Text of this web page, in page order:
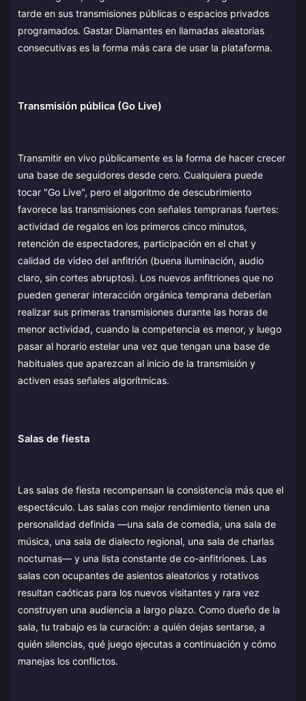
tarde en sus transmisiones públicas o espacios privados
programados. Gastar Diamantes en llamadas aleatorias
consecutivas es la forma más cara de usar la plataforma.
Transmisión pública (Go Live)
Transmitir en vivo públicamente es la forma de hacer crecer
una base de seguidores desde cero. Cualquiera puede
tocar "Go Live", pero el algoritmo de descubrimiento
favorece las transmisiones con señales tempranas fuertes:
actividad de regalos en los primeros cinco minutos,
retención de espectadores, participación en el chat y
calidad de video del anfitrión (buena iluminación, audio
claro, sin cortes abruptos). Los nuevos anfitriones que no
pueden generar interacción orgánica temprana deberían
realizar sus primeras transmisiones durante las horas de
menor actividad, cuando la competencia es menor, y luego
pasar al horario estelar una vez que tengan una base de
habituales que aparezcan al inicio de la transmisión y
activen esas señales algorítmicas.
Salas de fiesta
Las salas de fiesta recompensan la consistencia más que el
espectáculo. Las salas con mejor rendimiento tienen una
personalidad definida —una sala de comedia, una sala de
música, una sala de dialecto regional, una sala de charlas
nocturnas— y una lista constante de co-anfitriones. Las
salas con ocupantes de asientos aleatorios y rotativos
resultan caóticas para los nuevos visitantes y rara vez
construyen una audiencia a largo plazo. Como dueño de la
sala, tu trabajo es la curación: a quién dejas sentarse, a
quién silencias, qué juego ejecutas a continuación y cómo
manejas los conflictos.